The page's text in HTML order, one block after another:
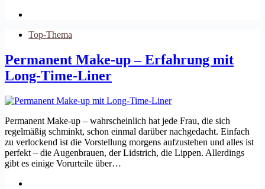
Top-Thema
Permanent Make-up – Erfahrung mit
Long-Time-Liner
Permanent Make-up – wahrscheinlich hat jede Frau, die sich
regelmäßig schminkt, schon einmal darüber nachgedacht. Einfach
zu verlockend ist die Vorstellung morgens aufzustehen und alles ist
perfekt – die Augenbrauen, der Lidstrich, die Lippen. Allerdings
gibt es einige Vorurteile über…